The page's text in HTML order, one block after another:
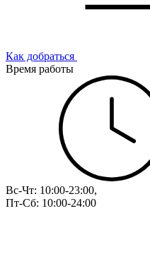
Как добраться
Время работы
Вс-Чт: 10:00-23:00,
Пт-Сб: 10:00-24:00